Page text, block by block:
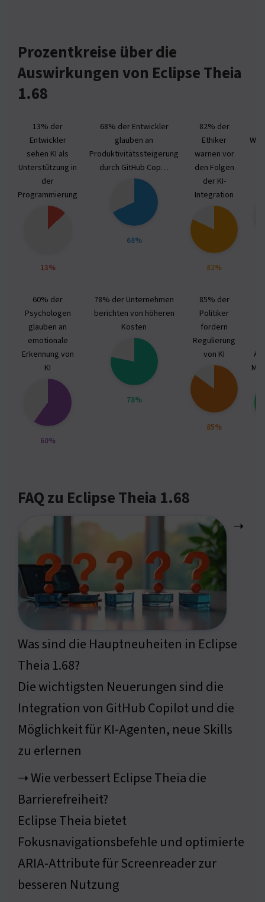
Prozentkreise über die
Auswirkungen von Eclipse Theia
1.68
13% der
Entwickler
sehen KI als
Unterstützung in
der
Programmierung
13%
68% der Entwickler
glauben an
Produktivitätssteigerung
durch GitHub Cop…
68%
82% der
Ethiker
warnen vor
den Folgen
der KI-
Integration
82%
60% der
Psychologen
glauben an
emotionale
Erkennung von
KI
60%
78% der Unternehmen
berichten von höheren
Kosten
78%
85% der
Politiker
fordern
Regulierung
von KI
85%
FAQ zu Eclipse Theia 1.68
➝
Was sind die Hauptneuheiten in Eclipse
Theia 1.68?
Die wichtigsten Neuerungen sind die
Integration von GitHub Copilot und die
Möglichkeit für KI-Agenten, neue Skills
zu erlernen
➝ Wie verbessert Eclipse Theia die
Barrierefreiheit?
Eclipse Theia bietet
Fokusnavigationsbefehle und optimierte
ARIA-Attribute für Screenreader zur
besseren Nutzung